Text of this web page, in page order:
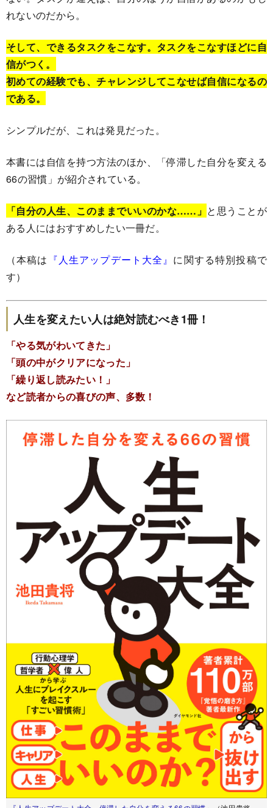
れないのだから。
そして、できるタスクをこなす。 タスクをこなすほどに自
信がつく。
初めての経験でも、チャレンジしてこなせば自信になるの
である。
シンプルだが、これは発見だった。
本書には自信を持つ方法のほか、「停滞した自分を変える
66の習慣」が紹介されている。
「自分の人生、このままでいいのかな……」 と思うことが
ある人にはおすすめしたい一冊だ。
（本稿は 『人生アップデート大全』 に関する特別投稿で
す）
人生を変えたい人は絶対読むべき1冊！
「やる気がわいてきた」
「頭の中がクリアになった」
「繰り返し読みたい！」
など読者からの喜びの声、多数！